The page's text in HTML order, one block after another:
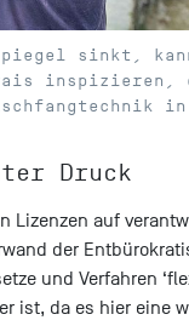
sinkt,
inspizieren,
in
Druck
Lizenzen auf
der
und Verfahren
ist, da es hier eine